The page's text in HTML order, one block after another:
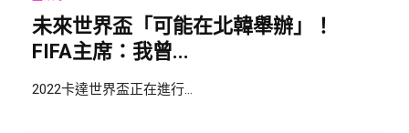
未來世界盃「可能在北韓舉辦」！
FIFA主席：我曾...
2022卡達世界盃正在進行...